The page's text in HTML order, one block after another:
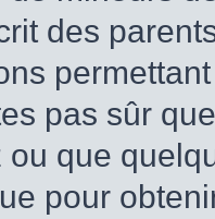
des
pas sûr
que
pour